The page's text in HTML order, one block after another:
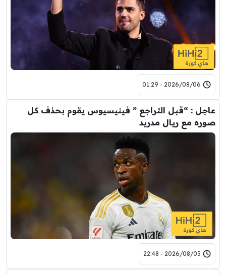
2026/08/06 - 01:29
عاجل : “قبل التراجع ” فينيسيوس يقوم بحذف كل
صوره مع ريال مدريد
2026/08/05 - 22:48